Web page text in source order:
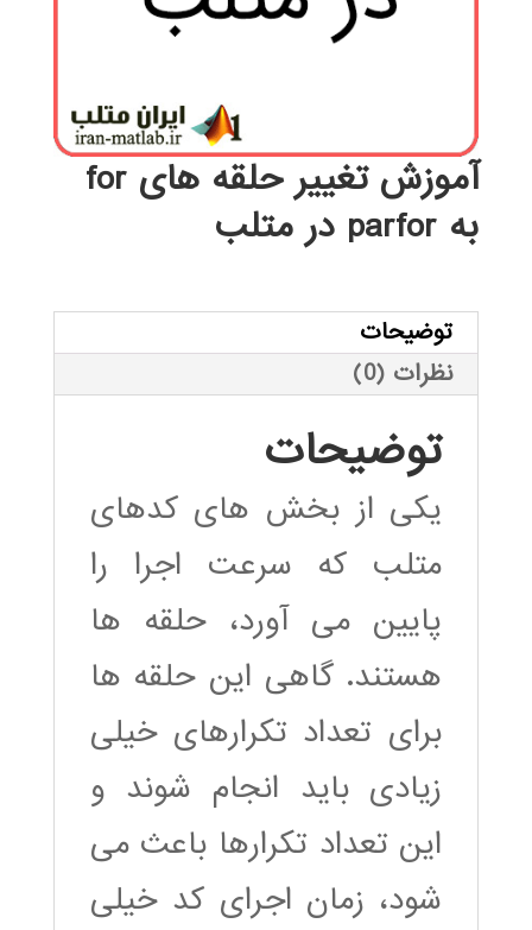
آموزش تغییر حلقه های for
به parfor در متلب
توضیحات
نظرات (0)
توضیحات
یکی از بخش های کدهای
متلب که سرعت اجرا را
پایین می آورد، حلقه ها
هستند. گاهی این حلقه ها
برای تعداد تکرارهای خیلی
زیادی باید انجام شوند و
این تعداد تکرارها باعث می
شود، زمان اجرای کد خیلی